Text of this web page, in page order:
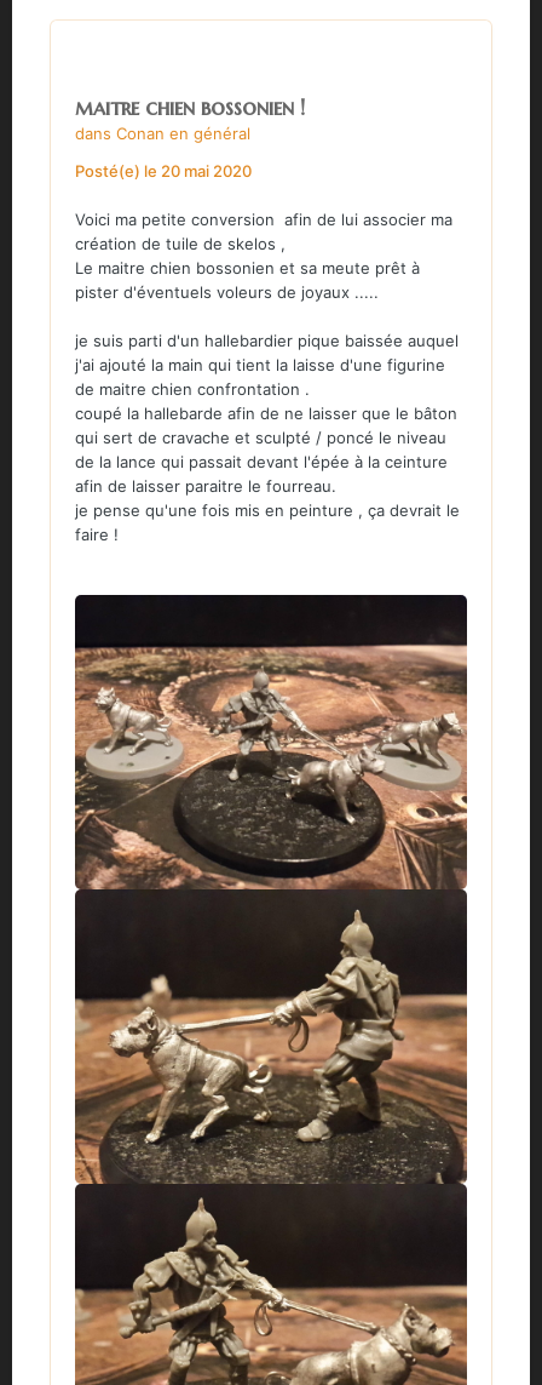
maitre chien bossonien !
dans Conan en général
Posté(e) le 20 mai 2020
Voici ma petite conversion afin de lui associer ma
création de tuile de skelos ,
Le maitre chien bossonien et sa meute prêt à
pister d'éventuels voleurs de joyaux .....
je suis parti d'un hallebardier pique baissée auquel
j'ai ajouté la main qui tient la laisse d'une figurine
de maitre chien confrontation .
coupé la hallebarde afin de ne laisser que le bâton
qui sert de cravache et sculpté / poncé le niveau
de la lance qui passait devant l'épée à la ceinture
afin de laisser paraitre le fourreau.
je pense qu'une fois mis en peinture , ça devrait le
faire !